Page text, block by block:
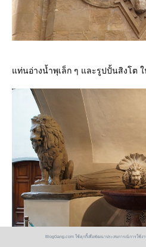
ท่นอ่างน้ำพุเล็ก ๆ และรูปปั้นสิงโต ใ
BlogGang.com ใช้คุกกี้เพื่อพัฒนาประสบการณ์การใช้ง